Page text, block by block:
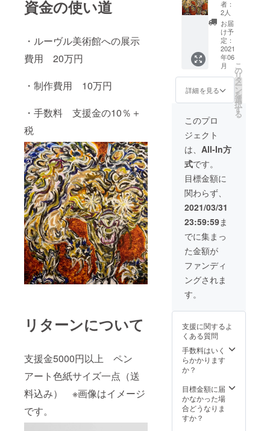
資金の使い道
・ルーヴル美術館への展示
費用 20万円
・制作費用 10万円
・手数料 支援金の10％＋
税
リターンについて
支援金5000円以上 ペン
アート色紙サイズ一点（送
料込み） ※画像はイメージ
です。
す。送
料込み
手紙&ポ
スト
カード3
枚＆10
号 油絵
絵画
（希望
をお聞
きする
ご連絡
をする
場合が
ござい
ます）※
限定数2
点のみ
とさせ
ていた
だきま
す。送
料込み
者：
2人
お届
け予
定：
2021
年06
月
詳細を見る
こ
の
リ
タ
ー
ン
を
選
択
す
る
このプロ
ジェクト
は、 All-In方
式です。
目標金額に
関わらず、
2021/03/31
23:59:59ま
でに集まっ
た金額が
ファンディ
ングされま
す。
支援に関するよ
くある質問
手数料はいく
らかかります
か？
目標金額に届
かなかった場
合どうなりま
すか？